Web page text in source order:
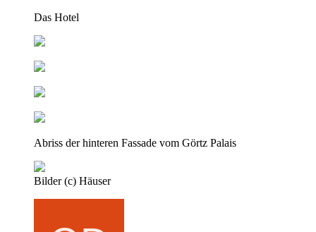
Das Hotel
Abriss der hinteren Fassade vom Görtz Palais
Bilder (c) Häuser